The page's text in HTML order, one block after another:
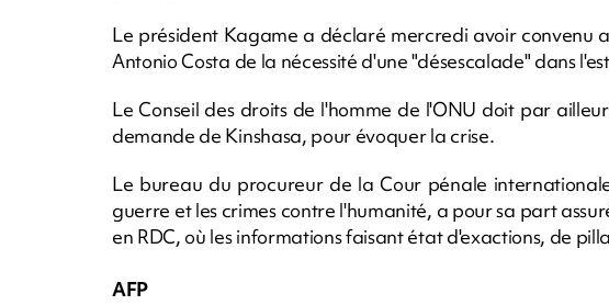
Le président Kagame a déclaré mercredi avoir convenu
Antonio Costa de la nécessité d'une "désescalade" dans
Le Conseil des droits de l'homme de l'ONU doit par
demande de Kinshasa, pour évoquer la crise.
Le bureau du procureur de la Cour pénale
guerre et les crimes contre l'humanité, a pour sa part
en RDC, où les informations faisant état d'exactions, de
AFP